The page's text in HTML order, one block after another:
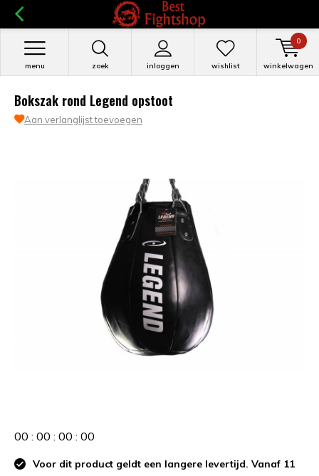
zoek inloggen
menu wishlist winkelwagen
0
Bokszak rond Legend opstoot
Aan verlanglijst toevoegen
00 : 00 : 00 : 00
Voor dit product geldt een langere levertijd. Vanaf 11